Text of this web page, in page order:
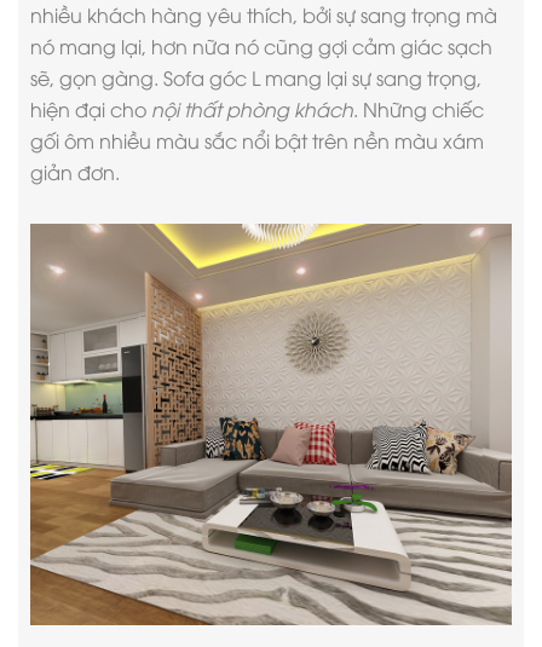
nhiều khách hàng yêu thích, bởi sự sang trọng mà
nó mang lại, hơn nữa nó cũng gợi cảm giác sạch
sẽ, gọn gàng. Sofa góc L mang lại sự sang trọng,
hiện đại cho nội thất phòng khách. Những chiếc
gối ôm nhiều màu sắc nổi bật trên nền màu xám
giản đơn.